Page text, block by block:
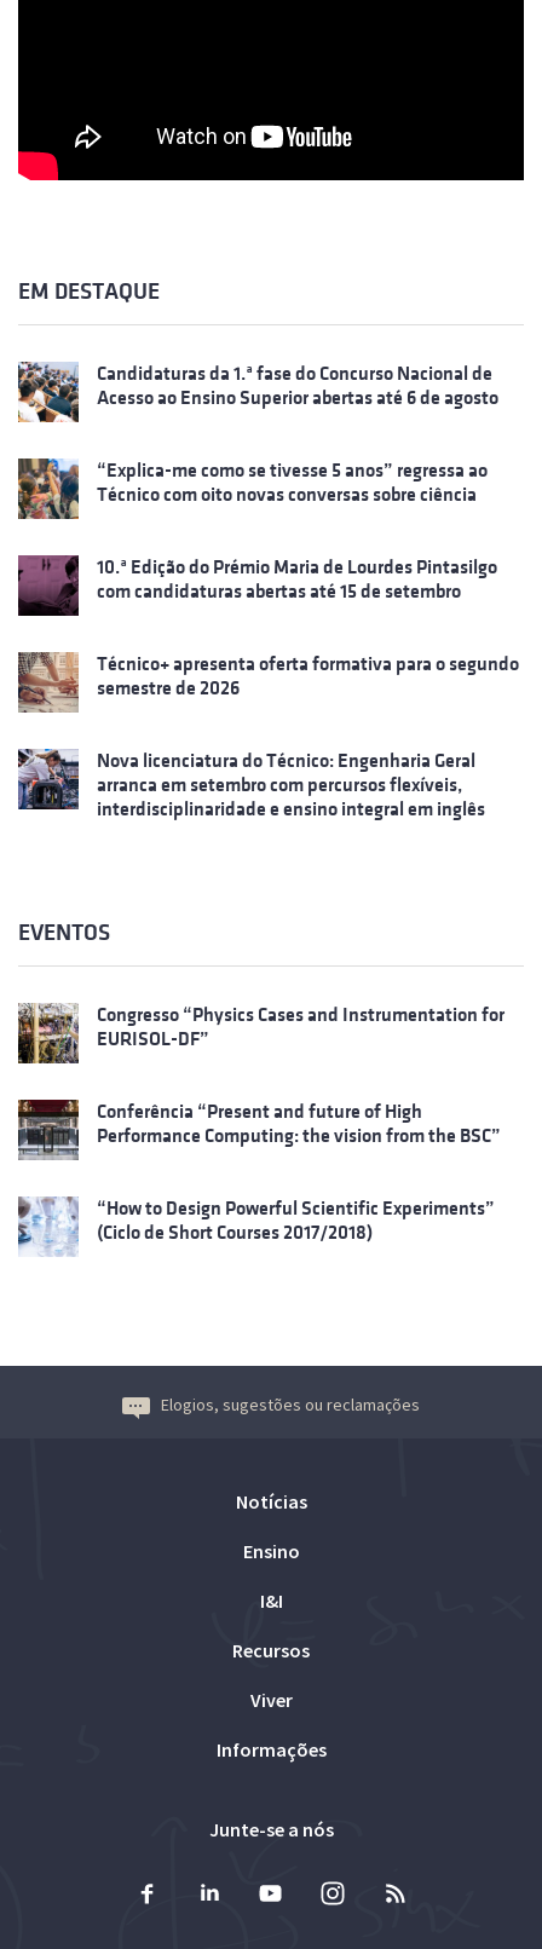
EM DESTAQUE
Candidaturas da 1.ª fase do Concurso Nacional de
Acesso ao Ensino Superior abertas até 6 de agosto
“Explica-me como se tivesse 5 anos” regressa ao
Técnico com oito novas conversas sobre ciência
10.ª Edição do Prémio Maria de Lourdes Pintasilgo
com candidaturas abertas até 15 de setembro
Técnico+ apresenta oferta formativa para o segundo
semestre de 2026
Nova licenciatura do Técnico: Engenharia Geral
arranca em setembro com percursos flexíveis,
interdisciplinaridade e ensino integral em inglês
EVENTOS
Congresso “Physics Cases and Instrumentation for
EURISOL-DF”
Conferência “Present and future of High
Performance Computing: the vision from the BSC”
“How to Design Powerful Scientific Experiments”
(Ciclo de Short Courses 2017/2018)
Elogios, sugestões ou reclamações
Notícias
Ensino
I&I
Recursos
Viver
Informações
Junte-se a nós